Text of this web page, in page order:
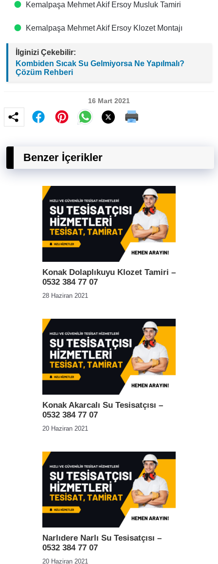
Kemalpaşa Mehmet Akif Ersoy Musluk Tamiri
Kemalpaşa Mehmet Akif Ersoy Klozet Montajı
İlginizi Çekebilir:
Kombiden Sıcak Su Gelmiyorsa Ne Yapılmalı?
Çözüm Rehberi
16 Mart 2021
Benzer İçerikler
Konak Dolaplıkuyu Klozet Tamiri –
0532 384 77 07
28 Haziran 2021
Konak Akarcalı Su Tesisatçısı –
0532 384 77 07
20 Haziran 2021
Narlıdere Narlı Su Tesisatçısı –
0532 384 77 07
20 Haziran 2021